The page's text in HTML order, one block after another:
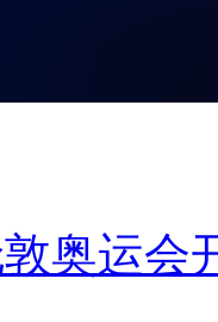
奥运会